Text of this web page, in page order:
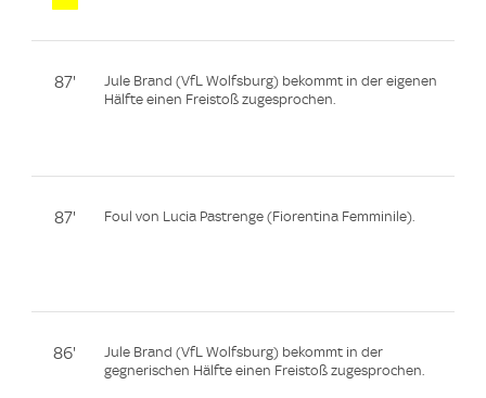
87'
Jule Brand (VfL Wolfsburg) bekommt in der eigenen
Hälfte einen Freistoß zugesprochen.
87' Foul von Lucia Pastrenge (Fiorentina Femminile).
86'
Jule Brand (VfL Wolfsburg) bekommt in der
gegnerischen Hälfte einen Freistoß zugesprochen.